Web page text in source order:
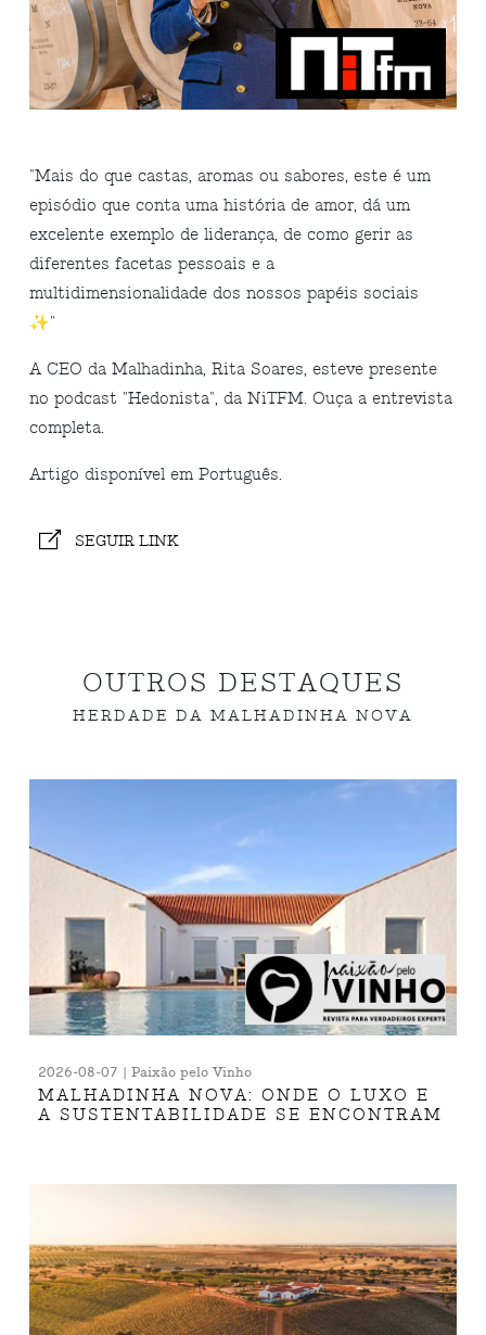
"Mais do que castas, aromas ou sabores, este é um
episódio que conta uma história de amor, dá um
excelente exemplo de liderança, de como gerir as
diferentes facetas pessoais e a
multidimensionalidade dos nossos papéis sociais
✨"
A CEO da Malhadinha, Rita Soares, esteve presente
no podcast "Hedonista", da NiTFM. Ouça a entrevista
completa.
Artigo disponível em Português.
SEGUIR LINK
OUTROS DESTAQUES
HERDADE DA MALHADINHA NOVA
2026-08-07 | Paixão pelo Vinho
MALHADINHA NOVA: ONDE O LUXO E
A SUSTENTABILIDADE SE ENCONTRAM